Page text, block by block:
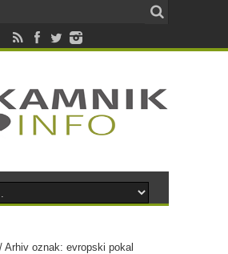
Arhiv oznak: evropski pokal